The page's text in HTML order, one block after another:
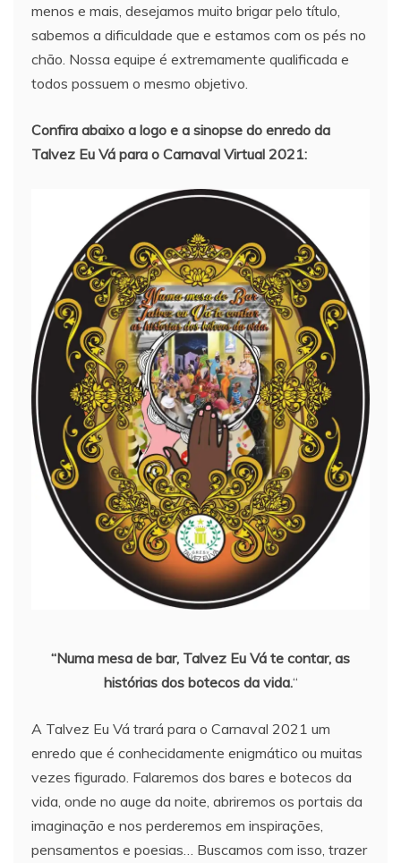
menos e mais, desejamos muito brigar pelo título,
sabemos a dificuldade que e estamos com os pés no
chão. Nossa equipe é extremamente qualificada e
todos possuem o mesmo objetivo.
Confira abaixo a logo e a sinopse do enredo da
Talvez Eu Vá para o Carnaval Virtual 2021:
“Numa mesa de bar, Talvez Eu Vá te contar, as
histórias dos botecos da vida.“
A Talvez Eu Vá trará para o Carnaval 2021 um
enredo que é conhecidamente enigmático ou muitas
vezes figurado. Falaremos dos bares e botecos da
vida, onde no auge da noite, abriremos os portais da
imaginação e nos perderemos em inspirações,
pensamentos e poesias… Buscamos com isso, trazer